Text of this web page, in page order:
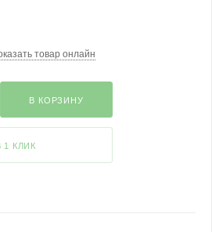
товар онлайн
В КОРЗИНУ
1 КЛИК